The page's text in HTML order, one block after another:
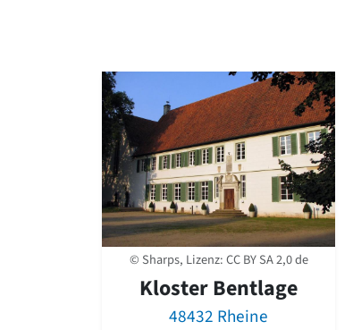
© Sharps, Lizenz:CC BY SA 2,0 de
Kloster Bentlage
48432 Rheine